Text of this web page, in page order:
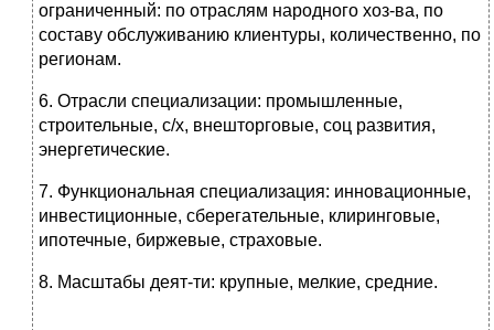
ограниченный: по отраслям народного хоз-ва, по
составу обслуживанию клиентуры, количественно, по
регионам.
6. Отрасли специализации: промышленные,
строительные, с/х, внешторговые, соц развития,
энергетические.
7. Функциональная специализация: инновационные,
инвестиционные, сберегательные, клиринговые,
ипотечные, биржевые, страховые.
8. Масштабы деят-ти: крупные, мелкие, средние.